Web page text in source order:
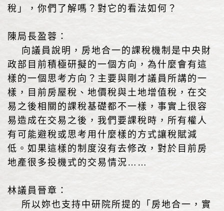
稅」，你們了解嗎？對它的看法如何？
陳局長盈蓉：
向議員說明，房地合一的課稅機制是中央財
政部目前積極研擬的一個方向，為什麼會有這
樣的一個思考方向？主要與剛才議員所講的一
樣，目前房屋稅、地價稅與土地增值稅，在交
易之後相關的課稅基礎都不一樣，事實上很容
易造成在交易之後，我們要課稅時，所有權人
有可能避稅或思考用什麼樣的方式讓稅賦減
低。如果這樣的制度沒有去修改，對於目前房
地產很多投機式的交易情況……
林議員晉章：
所以妳也支持中研院所提的「房地合一，實